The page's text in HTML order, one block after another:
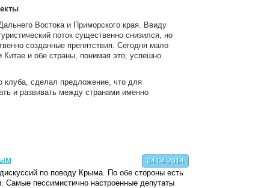
Востока и Приморского края. Ввиду
поток существенно снизился, но
созданные препятствия. Сегодня мало
и обе страны, понимая это, успешно
клуба, сделал предложение, что для
и развивать между странами именно
04.04.2014
по поводу Крыма. По обе стороны есть
Самые пессимистично настроенные депутаты